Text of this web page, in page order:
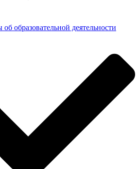
образовательной деятельности